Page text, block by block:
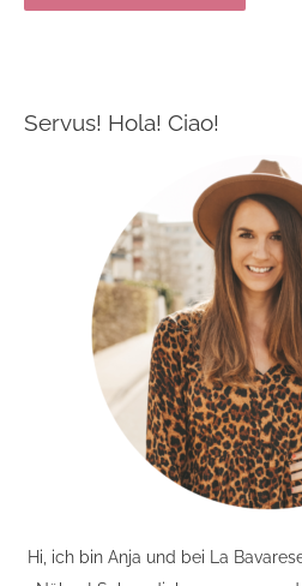
Servus! Hola! Ciao!
Hi, ich bin Anja und bei La